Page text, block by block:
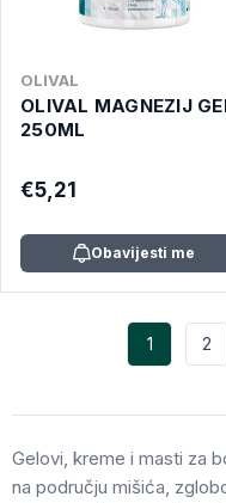
OLIVAL
OLIVAL MAGNEZIJ
250ML
€5,21
Obavijesti me
1 2
Gelovi, kreme i masti za
na području mišića,